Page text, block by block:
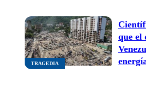
TRAGEDIA
que el